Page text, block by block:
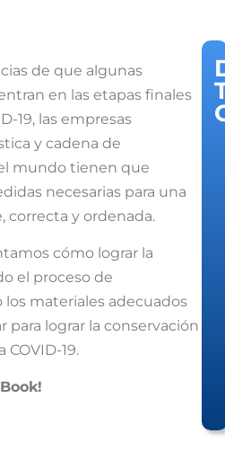
de que algunas
en las etapas finales
19, las empresas
y cadena de
mundo tienen que
necesarias para una
correcta y ordenada.
cómo lograr la
el proceso de
materiales adecuados
lograr la conservación
19.